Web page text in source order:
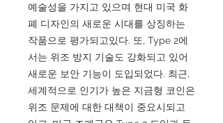
예술성을 가지고 있으며 현대 미국 화
폐 디자인의 새로운 시대를 상징하는
작품으로 평가되고있다. 또, Type 2에
서는 위조 방지 기술도 강화되고 있어
새로운 보안 기능이 도입되었다. 최근,
세계적으로 인기가 높은 지금형 코인은
위조 문제에 대한 대책이 중요시되고